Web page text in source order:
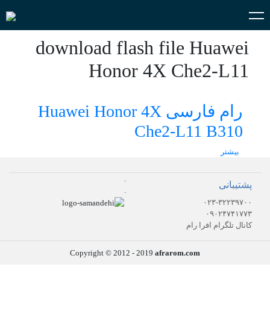
download flash file Huawei
Honor 4X Che2-L11
رام فارسی Huawei Honor 4X
Che2-L11 B310
بیشتر
پشتیبانی
۰۲۳-۳۲۲۳۹۷۰۰
۰۹۰۲۴۷۴۱۷۷۳
کانال تلگرام افرا رام
.
.
Copyright © 2012 - 2019 afrarom.com